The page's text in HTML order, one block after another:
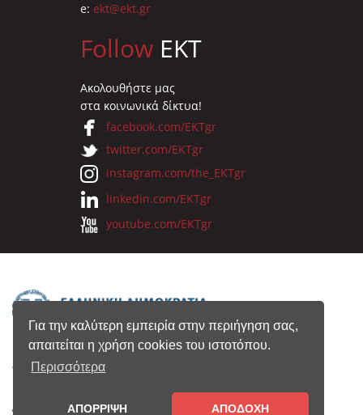
Για την καλύτερη εμπειρία στην περιήγηση σας,
απαιτείται η χρήση cookies του ιστοτόπου.
Περισσότερα
ΑΠΟΡΡΙΨΗ ΑΠΟΔΟΧΗ
e: ekt@ekt.gr
Follow EKT
Ακολουθήστε μας
στα κοινωνικά δίκτυα!
facebook.com/EKTgr
twitter.com/EKTgr
instagram.com/the_EKTgr
linkedin.com/EKTgr
youtube.com/EKTgr
© 2026 Eθνικό Κέντρο Τεκμηρίωσης